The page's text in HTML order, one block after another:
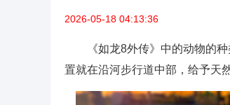
2026-05-18 04:13:36
《如龙8外传》中的动物的
置就在沿河步行道中部，给予天